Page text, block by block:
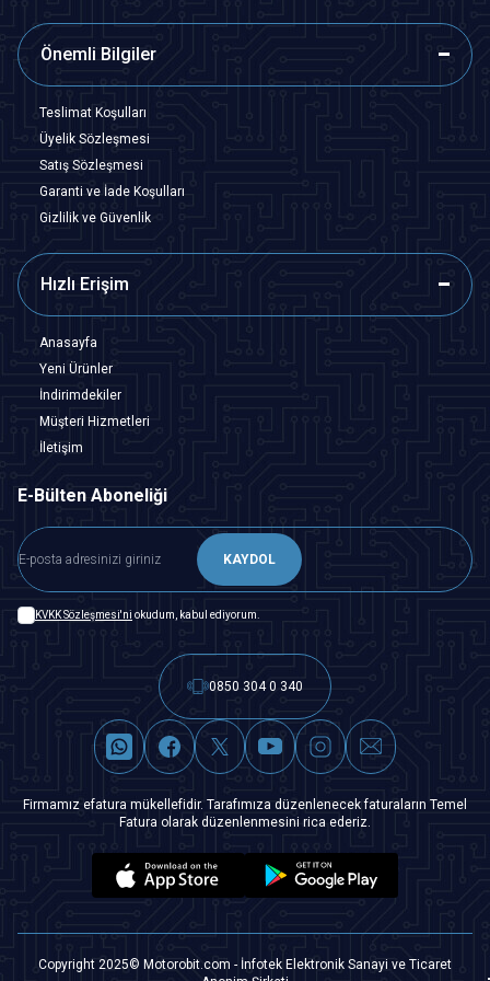
Önemli Bilgiler
Teslimat Koşulları
Üyelik Sözleşmesi
Satış Sözleşmesi
Garanti ve İade Koşulları
Gizlilik ve Güvenlik
Hızlı Erişim
Anasayfa
Yeni Ürünler
İndirimdekiler
Müşteri Hizmetleri
İletişim
E-Bülten Aboneliği
KAYDOL
KVKK Sözleşmesi'ni okudum, kabul ediyorum.
0850 304 0 340
Firmamız efatura mükellefidir. Tarafımıza düzenlenecek faturaların Temel
Fatura olarak düzenlenmesini rica ederiz.
Copyright 2025© Motorobit.com - İnfotek Elektronik Sanayi ve Ticaret